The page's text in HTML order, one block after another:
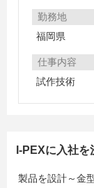
勤務地
福岡県
仕事内容
試作技術
I-PEXに入社を
製品を設計～金